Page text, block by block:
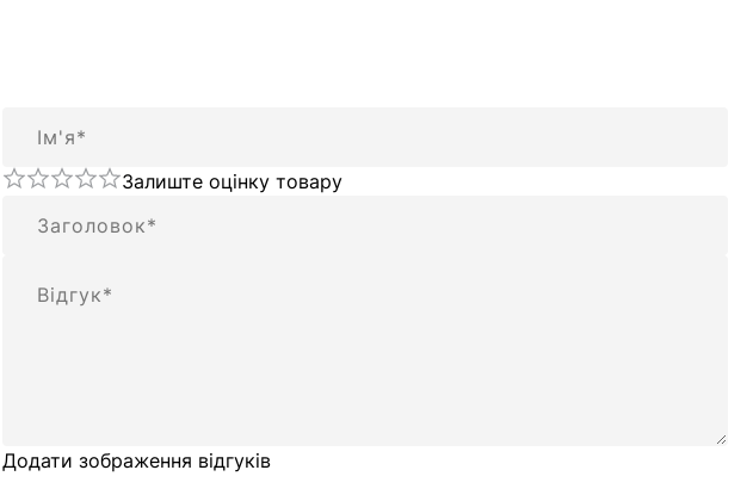
Залиште оцінку товару
Додати зображення відгуків